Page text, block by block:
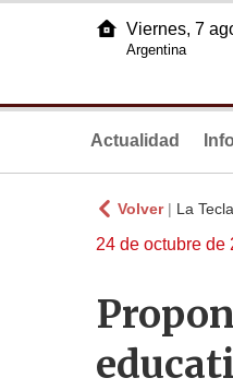
Viernes, 7
Argentina
Actualidad
Volver| La
24 de octubre de